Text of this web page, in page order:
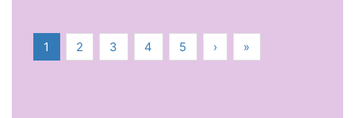
1 2 3 4 5 › »